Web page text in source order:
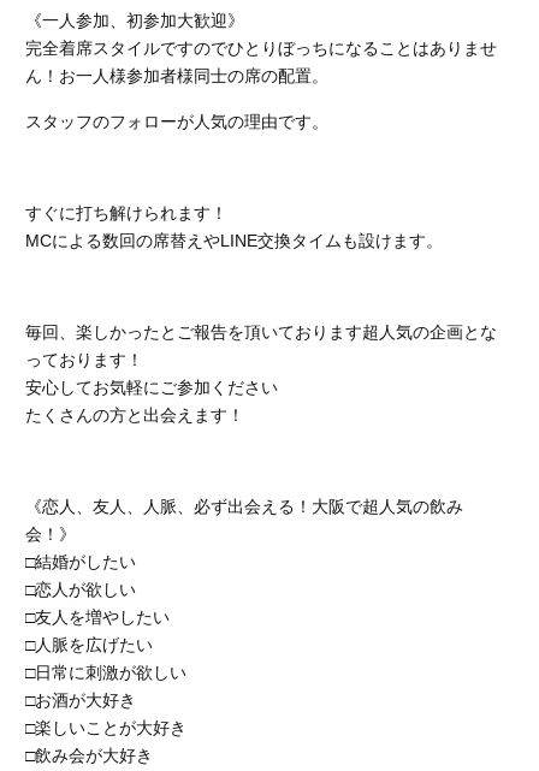
《一人参加、初参加大歓迎》
完全着席スタイルですのでひとりぼっちになることはありませ
ん！お一人様参加者様同士の席の配置。
スタッフのフォローが人気の理由です。
すぐに打ち解けられます！
MCによる数回の席替えやLINE交換タイムも設けます。
毎回、楽しかったとご報告を頂いております超人気の企画とな
っております！
安心してお気軽にご参加ください
たくさんの方と出会えます！
《恋人、友人、人脈、必ず出会える！大阪で超人気の飲み
会！》
□結婚がしたい
□恋人が欲しい
□友人を増やしたい
□人脈を広げたい
□日常に刺激が欲しい
□お酒が大好き
□楽しいことが大好き
□飲み会が大好き